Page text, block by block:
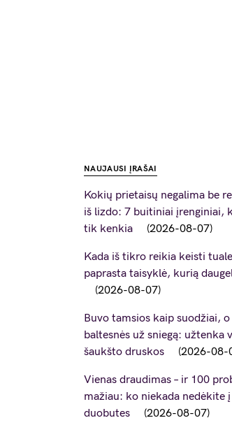
NAUJAUSI ĮRAŠAI
Kokių prietaisų negalima be
iš lizdo: 7 buitiniai įrenginiai,
tik kenkia
2026-08-07
Kada iš tikro reikia keisti
paprasta taisyklė, kurią
2026-08-07
Buvo tamsios kaip suodžiai,
baltesnės už sniegą: užtenka
šaukšto druskos
2026-08-
Vienas draudimas – ir 100
mažiau: ko niekada nedėkite
duobutes
2026-08-07